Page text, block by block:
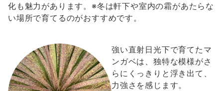
化も魅力があります。※冬は軒下や室内の霜があたらな
い場所で育てるのがおすすめです。
強い直射日光下で育てたマ
ンガベは、独特な模様がさ
らにくっきりと浮き出て、
力強さを感じます。